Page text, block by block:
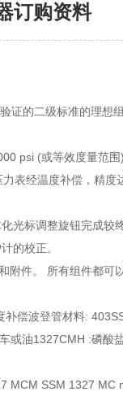
订购资料
证的二级标准的理想
psi (或等效度量范
表经温度补偿，精度
光标调整旋钮完成较
的校正。
附件。 所有组件都可
偿波登管材料:
或油1327CMH :磷酸
MCM SSM 1327 MC